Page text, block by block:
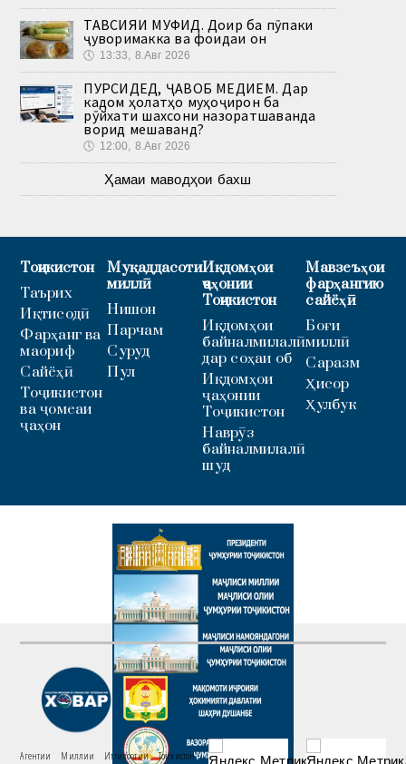
ТАВСИЯИ МУФИД. Доир ба пӯпаки
ҷуворимакка ва фоидаи он
🕔 13:33, 8.Авг 2026
ПУРСИДЕД, ҶАВОБ МЕДИҲЕМ. Дар
кадом ҳолатҳо муҳоҷирон ба
рӯйхати шахсони назоратшаванда
ворид мешаванд?
🕔 12:00, 8.Авг 2026
Ҳамаи маводҳои бахш
Тоҷикистон
Таърих
Иқтисодӣ
Фарҳанг ва
маориф
Сайёҳӣ
Тоҷикистон
ва ҷомеаи
ҷаҳон
Муқаддасоти
миллӣ
Нишон
Парчам
Суруд
Пул
Иқдомҳои
ҷаҳонии
Тоҷикистон
Иқдомҳои
байналмилалӣ
дар соҳаи об
Иқдомҳои
ҷаҳонии
Тоҷикистон
Наврӯз
байналмилалӣ
шуд
Мавзеъҳои
фарҳангию
сайёҳӣ
Боғи
миллӣ
Саразм
Ҳисор
Ҳулбук
Агентии Миллии Иттилоотии Тоҷикистон